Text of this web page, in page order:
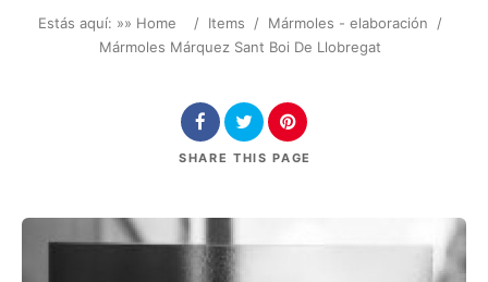
Estás aquí: »» Home / Items / Mármoles - elaboración
/
Mármoles Márquez Sant Boi De Llobregat
SHARE THIS PAGE